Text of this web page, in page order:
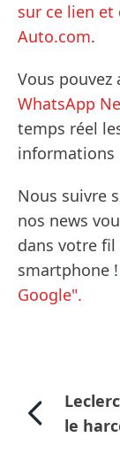
sur ce lien et
Auto.com.
Vous pouvez
WhatsApp
temps réel
informations
Nous suivre
nos news
dans votre
smartphone !
Google".
le